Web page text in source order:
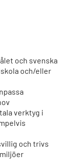
och svenska
och/eller
verktyg i
och trivs